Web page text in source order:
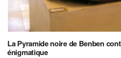
La Pyramide noire de Benben
énigmatique